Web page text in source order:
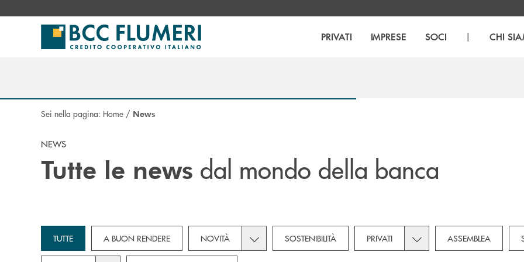
PRIVATI IMPRESE SOCI | CHI
Sei nella pagina: Home / News
NEWS
Tutte le news dal mondo della banca
TUTTE A BUON RENDERE NOVITÀ Toggle subcategories dropdown for Novità
SOSTENIBILITÀ PRIVATI Toggle subcategories
ASSEMBLEA